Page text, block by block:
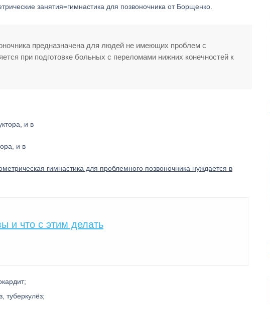
занятия=гимнастика для позвоночника от Борщенко.
предназначена для людей не имеющих проблем с
при подготовке больных с переломами нижних конечностей к
и в
гимнастика для проблемного позвоночника нуждается в
и что с этим делать
туберкулёз;